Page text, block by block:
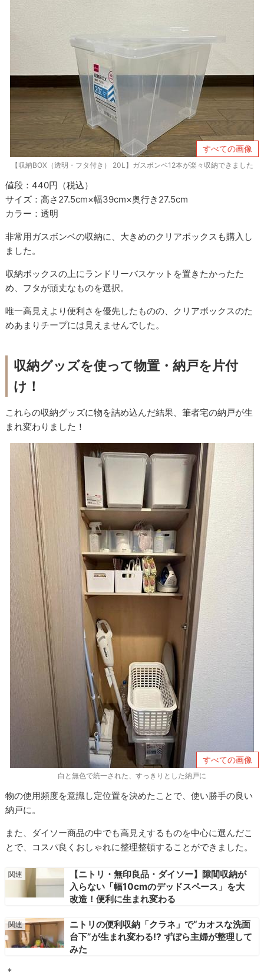
すべての画像
【収納BOX（透明・フタ付き） 20L】ガスボンベ12本が楽々収納できました
値段：440円（税込）
サイズ：高さ27.5cm×幅39cm×奥行き27.5cm
カラー：透明
非常用ガスボンベの収納に、大きめのクリアボックスも購入し
ました。
収納ボックスの上にランドリーバスケットを置きたかったた
め、フタが頑丈なものを選択。
唯一高見えより便利さを優先したものの、クリアボックスのた
めあまりチープには見えませんでした。
収納グッズを使って物置・納戸を片付
け！
これらの収納グッズに物を詰め込んだ結果、筆者宅の納戸が生
まれ変わりました！
すべての画像
白と無色で統一された、すっきりとした納戸に
物の使用頻度を意識し定位置を決めたことで、使い勝手の良い
納戸に。
また、ダイソー商品の中でも高見えするものを中心に選んだこ
とで、コスパ良くおしゃれに整理整頓することができました。
【ニトリ・無印良品・ダイソー】隙間収納が
入らない「幅10cmのデッドスペース」を大
改造！便利に生まれ変わる
ニトリの便利収納「クラネ」で“カオスな洗面
台下”が生まれ変わる!? ずぼら主婦が整理して
みた
＊